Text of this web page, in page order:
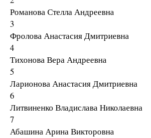
Романова Стелла Андреевна
3
Фролова Анастасия Дмитриевна
4
Тихонова Вера Андреевна
5
Ларионова Анастасия Дмитриевна
6
Литвиненко Владислава Николаевна
7
Абашина Арина Викторовна